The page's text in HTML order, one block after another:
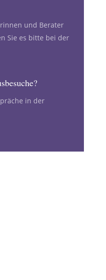
und Berater
Sie es bitte bei der
in der